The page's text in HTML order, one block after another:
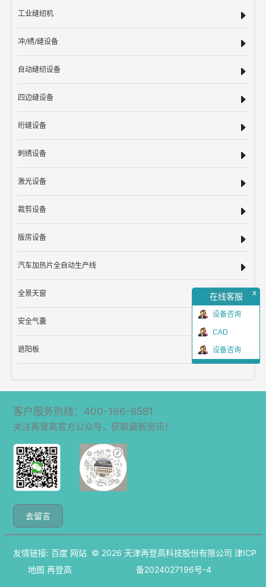
在线客服 x
设备咨询
CAD
设备咨询
工业缝纫机
冲/绣/缝设备
自动缝纫设备
四边缝设备
绗缝设备
刺绣设备
激光设备
裁剪设备
版房设备
汽车加热片全自动生产线
全景天窗
安全气囊
遮阳板
客户服务热线：400-166-8581
关注再登高官方公众号，获取最新资讯！
去留言
友情链接: 百度 网站
地图 再登高
© 2026 天津再登高科技股份有限公司 津ICP
备2024027196号-4